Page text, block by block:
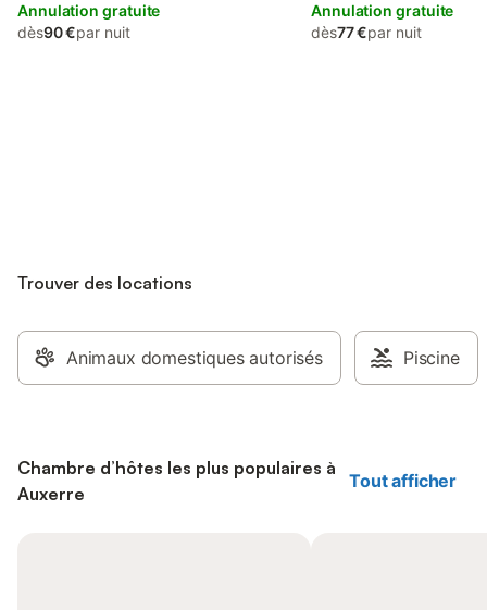
Annulation gratuite
dès90 €par nuit
Annulation gratuite
dès77 €par nuit
Trouver des locations
Animaux domestiques autorisés Piscine
Chambre d’hôtes les plus populaires à
Auxerre
Tout afficher